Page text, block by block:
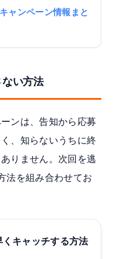
ャンペーン情報まと
い方法
ンは、告知から応募
、知らないうちに終
りません。次回を逃
法を組み合わせてお
キャッチする方法